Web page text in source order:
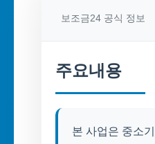
보조금24 공식 정보
주요내용
본 사업은 중소기